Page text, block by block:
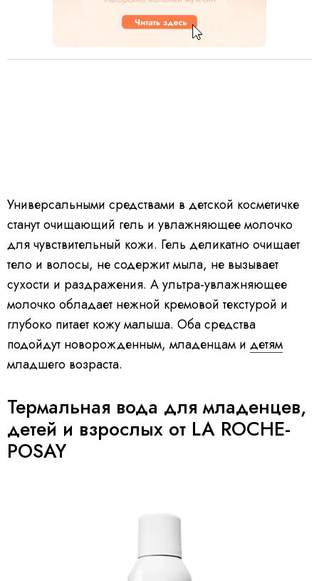
Универсальными средствами в детской косметичке
станут очищающий гель и увлажняющее молочко
для чувствительный кожи. Гель деликатно очищает
тело и волосы, не содержит мыла, не вызывает
сухости и раздражения. А ультра-увлажняющее
молочко обладает нежной кремовой текстурой и
глубоко питает кожу малыша. Оба средства
подойдут новорожденным, младенцам и детям
младшего возраста.
Термальная вода для младенцев,
детей и взрослых от LA ROCHE-
POSAY